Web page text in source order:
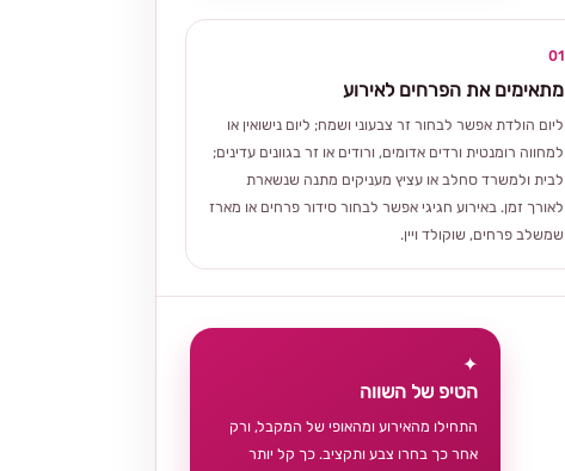
01
מתאימים את הפרחים לאירוע
ליום הולדת אפשר לבחור זר צבעוני ושמח; ליום נישואין או
למחווה רומנטית ורדים אדומים, ורודים או זר בגוונים עדינים;
לבית ולמשרד סחלב או עציץ מעניקים מתנה שנשארת
לאורך זמן. באירוע חגיגי אפשר לבחור סידור פרחים או מארז
שמשלב פרחים, שוקולד ויין.
✦
הטיפ של השווה
התחילו מהאירוע ומהאופי של המקבל, ורק
אחר כך בחרו צבע ותקציב. כך קל יותר